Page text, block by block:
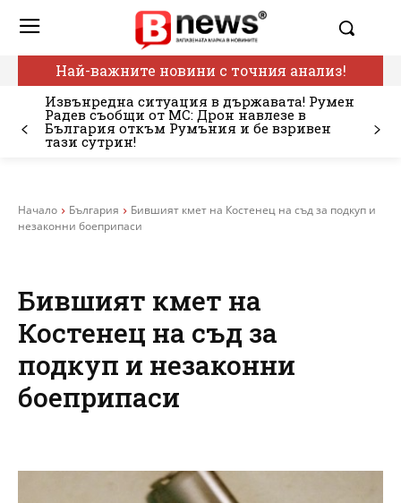
Най-важните новини с точния анализ!
Извънредна ситуация в държавата! Румен
Радев съобщи от МС: Дрон навлезе в
България откъм Румъния и бе взривен
тази сутрин!
Начало България
Бившият кмет на Костенец на съд за подкуп и
незаконни боеприпаси
Бившият кмет на
Костенец на съд за
подкуп и незаконни
боеприпаси